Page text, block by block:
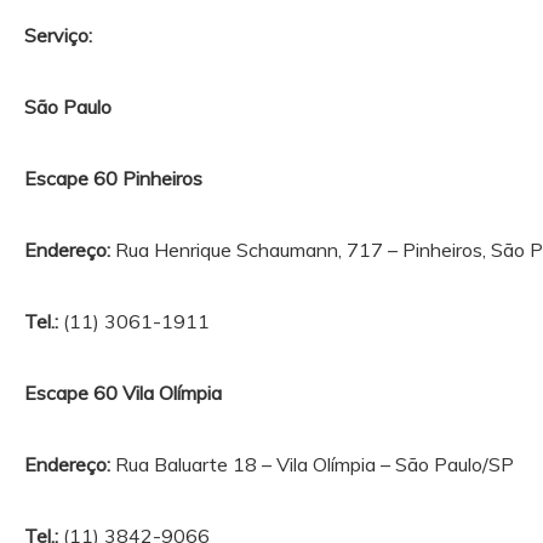
Serviço:
São Paulo
Escape 60 Pinheiros
Endereço: Rua Henrique Schaumann, 717 – Pinheiros, São
Tel.: (11) 3061-1911
Escape 60 Vila Olímpia
Endereço: Rua Baluarte 18 – Vila Olímpia – São Paulo/SP
Tel.: (11) 3842-9066